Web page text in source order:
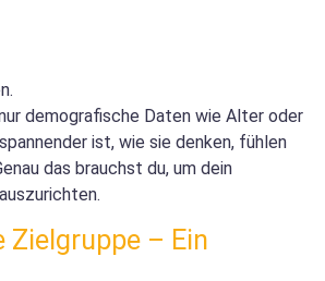
demografische Daten wie Alter oder
ist, wie sie denken, fühlen
das brauchst du, um dein
Zielgruppe – Ein